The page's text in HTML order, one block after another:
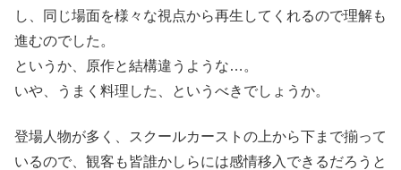
し、同じ場面を様々な視点から再生してくれるので理解も
進むのでした。
というか、原作と結構違うような…。
いや、うまく料理した、というべきでしょうか。
登場人物が多く、スクールカーストの上から下まで揃って
いるので、観客も皆誰かしらには感情移入できるだろうと